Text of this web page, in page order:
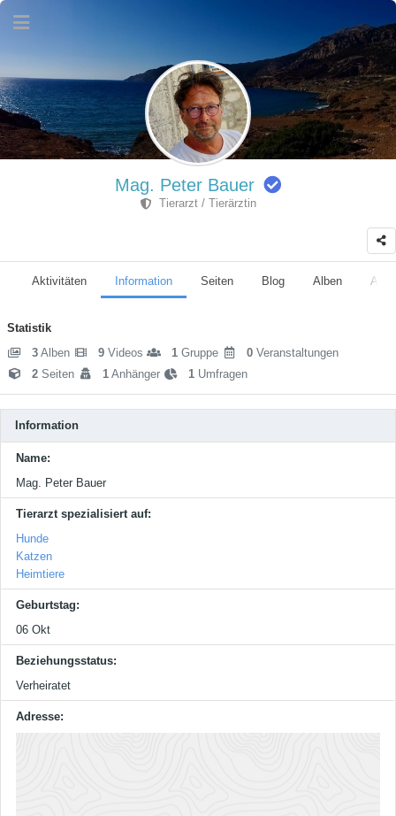
Mag. Peter Bauer
Tierarzt / Tierärztin
Aktivitäten Information Seiten Blog Alben
Statistik
3 Alben 9 Videos 1 Gruppe 0 Veranstaltungen
2 Seiten 1 Anhänger 1 Umfragen
Information
Name:
Mag. Peter Bauer
Tierarzt spezialisiert auf:
Hunde
Katzen
Heimtiere
Geburtstag:
06 Okt
Beziehungsstatus:
Verheiratet
Adresse: